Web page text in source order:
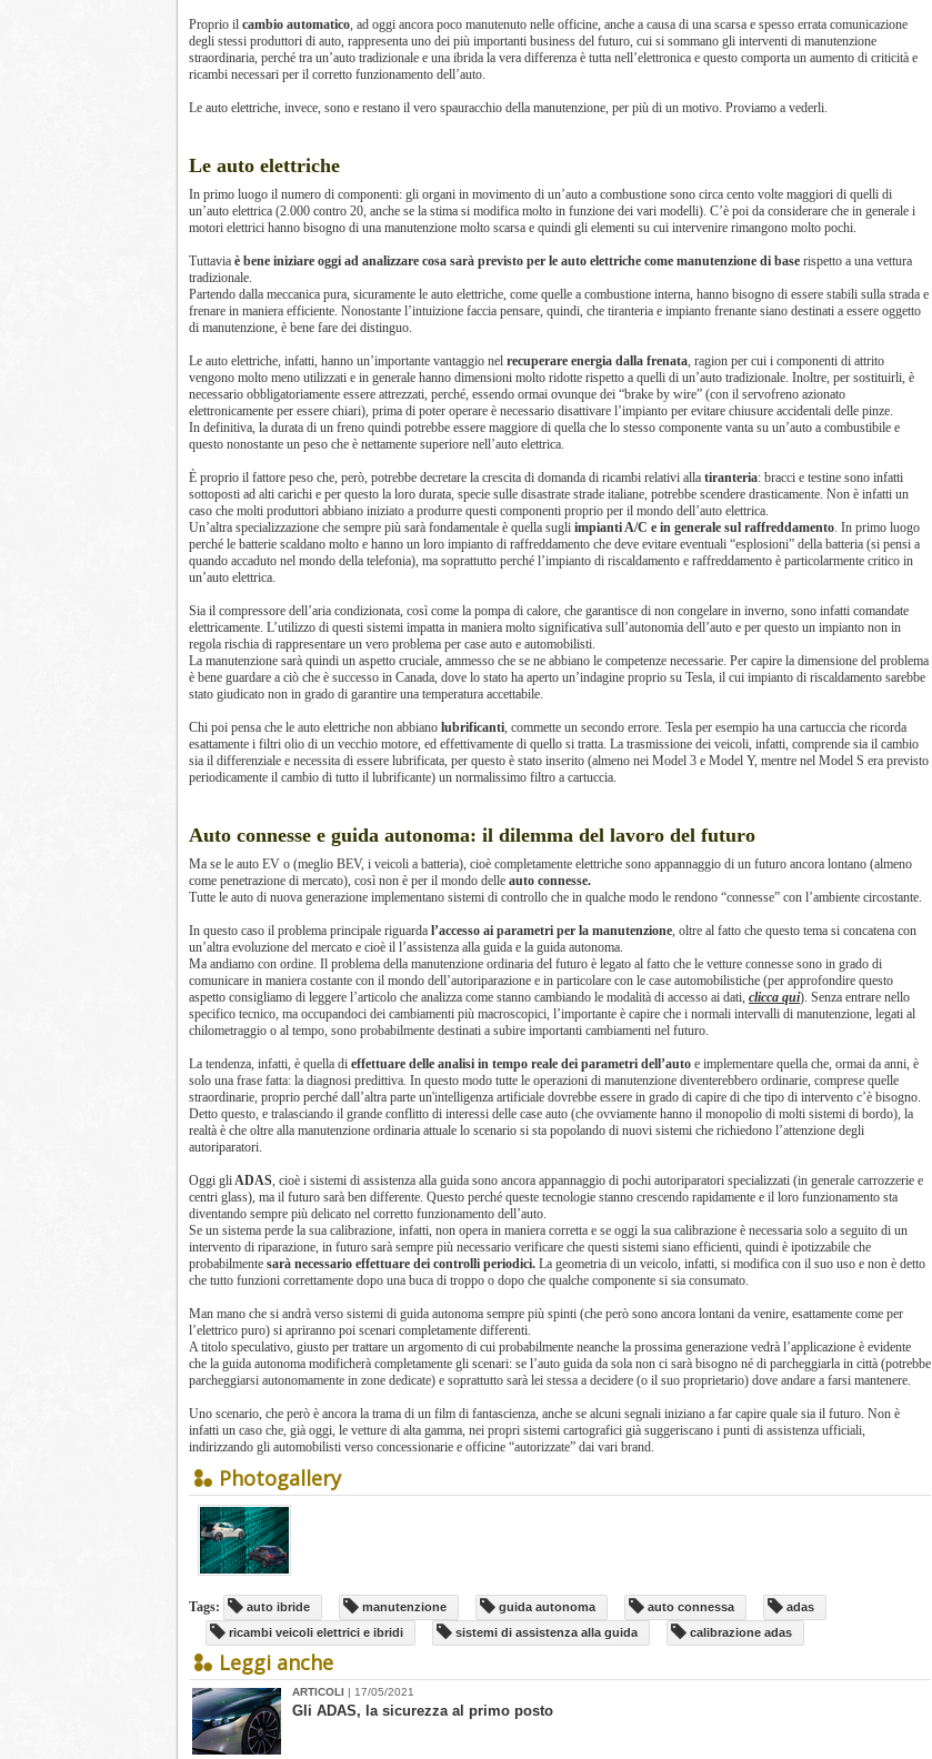
Proprio il cambio automatico, ad oggi ancora poco manutenuto nelle officine, anche a causa di una scarsa e spesso errata comunicazione
degli stessi produttori di auto, rappresenta uno dei più importanti business del futuro, cui si sommano gli interventi di manutenzione
straordinaria, perché tra un’auto tradizionale e una ibrida la vera differenza è tutta nell’elettronica e questo comporta un aumento di criticità e
ricambi necessari per il corretto funzionamento dell’auto.
Le auto elettriche, invece, sono e restano il vero spauracchio della manutenzione, per più di un motivo. Proviamo a vederli.
Le auto elettriche
In primo luogo il numero di componenti: gli organi in movimento di un’auto a combustione sono circa cento volte maggiori di quelli di
un’auto elettrica (2.000 contro 20, anche se la stima si modifica molto in funzione dei vari modelli). C’è poi da considerare che in generale i
motori elettrici hanno bisogno di una manutenzione molto scarsa e quindi gli elementi su cui intervenire rimangono molto pochi.
Tuttavia è bene iniziare oggi ad analizzare cosa sarà previsto per le auto elettriche come manutenzione di base rispetto a una vettura
tradizionale.
Partendo dalla meccanica pura, sicuramente le auto elettriche, come quelle a combustione interna, hanno bisogno di essere stabili sulla strada e
frenare in maniera efficiente. Nonostante l’intuizione faccia pensare, quindi, che tiranteria e impianto frenante siano destinati a essere oggetto
di manutenzione, è bene fare dei distinguo.
Le auto elettriche, infatti, hanno un’importante vantaggio nel recuperare energia dalla frenata, ragion per cui i componenti di attrito
vengono molto meno utilizzati e in generale hanno dimensioni molto ridotte rispetto a quelli di un’auto tradizionale. Inoltre, per sostituirli, è
necessario obbligatoriamente essere attrezzati, perché, essendo ormai ovunque dei “brake by wire” (con il servofreno azionato
elettronicamente per essere chiari), prima di poter operare è necessario disattivare l’impianto per evitare chiusure accidentali delle pinze.
In definitiva, la durata di un freno quindi potrebbe essere maggiore di quella che lo stesso componente vanta su un’auto a combustibile e
questo nonostante un peso che è nettamente superiore nell’auto elettrica.
È proprio il fattore peso che, però, potrebbe decretare la crescita di domanda di ricambi relativi alla tiranteria: bracci e testine sono infatti
sottoposti ad alti carichi e per questo la loro durata, specie sulle disastrate strade italiane, potrebbe scendere drasticamente. Non è infatti un
caso che molti produttori abbiano iniziato a produrre questi componenti proprio per il mondo dell’auto elettrica.
Un’altra specializzazione che sempre più sarà fondamentale è quella sugli impianti A/C e in generale sul raffreddamento. In primo luogo
perché le batterie scaldano molto e hanno un loro impianto di raffreddamento che deve evitare eventuali “esplosioni” della batteria (si pensi a
quando accaduto nel mondo della telefonia), ma soprattutto perché l’impianto di riscaldamento e raffreddamento è particolarmente critico in
un’auto elettrica.
Sia il compressore dell’aria condizionata, così come la pompa di calore, che garantisce di non congelare in inverno, sono infatti comandate
elettricamente. L’utilizzo di questi sistemi impatta in maniera molto significativa sull’autonomia dell’auto e per questo un impianto non in
regola rischia di rappresentare un vero problema per case auto e automobilisti.
La manutenzione sarà quindi un aspetto cruciale, ammesso che se ne abbiano le competenze necessarie. Per capire la dimensione del problema
è bene guardare a ciò che è successo in Canada, dove lo stato ha aperto un’indagine proprio su Tesla, il cui impianto di riscaldamento sarebbe
stato giudicato non in grado di garantire una temperatura accettabile.
Chi poi pensa che le auto elettriche non abbiano lubrificanti, commette un secondo errore. Tesla per esempio ha una cartuccia che ricorda
esattamente i filtri olio di un vecchio motore, ed effettivamente di quello si tratta. La trasmissione dei veicoli, infatti, comprende sia il cambio
sia il differenziale e necessita di essere lubrificata, per questo è stato inserito (almeno nei Model 3 e Model Y, mentre nel Model S era previsto
periodicamente il cambio di tutto il lubrificante) un normalissimo filtro a cartuccia.
Auto connesse e guida autonoma: il dilemma del lavoro del futuro
Ma se le auto EV o (meglio BEV, i veicoli a batteria), cioè completamente elettriche sono appannaggio di un futuro ancora lontano (almeno
come penetrazione di mercato), così non è per il mondo delle auto connesse.
Tutte le auto di nuova generazione implementano sistemi di controllo che in qualche modo le rendono “connesse” con l’ambiente circostante.
In questo caso il problema principale riguarda l’accesso ai parametri per la manutenzione, oltre al fatto che questo tema si concatena con
un’altra evoluzione del mercato e cioè il l’assistenza alla guida e la guida autonoma.
Ma andiamo con ordine. Il problema della manutenzione ordinaria del futuro è legato al fatto che le vetture connesse sono in grado di
comunicare in maniera costante con il mondo dell’autoriparazione e in particolare con le case automobilistiche (per approfondire questo
aspetto consigliamo di leggere l’articolo che analizza come stanno cambiando le modalità di accesso ai dati, clicca qui). Senza entrare nello
specifico tecnico, ma occupandoci dei cambiamenti più macroscopici, l’importante è capire che i normali intervalli di manutenzione, legati al
chilometraggio o al tempo, sono probabilmente destinati a subire importanti cambiamenti nel futuro.
La tendenza, infatti, è quella di effettuare delle analisi in tempo reale dei parametri dell’auto e implementare quella che, ormai da anni, è
solo una frase fatta: la diagnosi predittiva. In questo modo tutte le operazioni di manutenzione diventerebbero ordinarie, comprese quelle
straordinarie, proprio perché dall’altra parte un'intelligenza artificiale dovrebbe essere in grado di capire di che tipo di intervento c’è bisogno.
Detto questo, e tralasciando il grande conflitto di interessi delle case auto (che ovviamente hanno il monopolio di molti sistemi di bordo), la
realtà è che oltre alla manutenzione ordinaria attuale lo scenario si sta popolando di nuovi sistemi che richiedono l’attenzione degli
autoriparatori.
Oggi gliADAS, cioè i sistemi di assistenza alla guida sono ancora appannaggio di pochi autoriparatori specializzati (in generale carrozzerie e
centri glass), ma il futuro sarà ben differente. Questo perché queste tecnologie stanno crescendo rapidamente e il loro funzionamento sta
diventando sempre più delicato nel corretto funzionamento dell’auto.
Se un sistema perde la sua calibrazione, infatti, non opera in maniera corretta e se oggi la sua calibrazione è necessaria solo a seguito di un
intervento di riparazione, in futuro sarà sempre più necessario verificare che questi sistemi siano efficienti, quindi è ipotizzabile che
probabilmente sarà necessario effettuare dei controlli periodici. La geometria di un veicolo, infatti, si modifica con il suo uso e non è detto
che tutto funzioni correttamente dopo una buca di troppo o dopo che qualche componente si sia consumato.
Man mano che si andrà verso sistemi di guida autonoma sempre più spinti (che però sono ancora lontani da venire, esattamente come per
l’elettrico puro) si apriranno poi scenari completamente differenti.
A titolo speculativo, giusto per trattare un argomento di cui probabilmente neanche la prossima generazione vedrà l’applicazione è evidente
che la guida autonoma modificherà completamente gli scenari: se l’auto guida da sola non ci sarà bisogno né di parcheggiarla in città (potrebbe
parcheggiarsi autonomamente in zone dedicate) e soprattutto sarà lei stessa a decidere (o il suo proprietario) dove andare a farsi mantenere.
Uno scenario, che però è ancora la trama di un film di fantascienza, anche se alcuni segnali iniziano a far capire quale sia il futuro. Non è
infatti un caso che, già oggi, le vetture di alta gamma, nei propri sistemi cartografici già suggeriscano i punti di assistenza ufficiali,
indirizzando gli automobilisti verso concessionarie e officine “autorizzate” dai vari brand.
Photogallery
Tags: auto ibride manutenzione guida autonoma auto connessa
adas
ricambi veicoli elettrici e ibridi
sistemi di assistenza alla guida calibrazione adas
Leggi anche
ARTICOLI | 17/05/2021
Gli ADAS, la sicurezza al primo posto